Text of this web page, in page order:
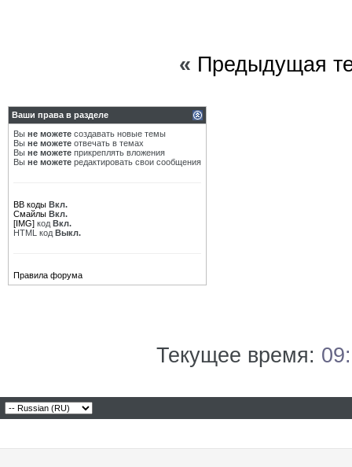
« Предыдущая
Ваши права в разделе
Вы не можете создавать новые темы
Вы не можете отвечать в темах
Вы не можете прикреплять вложения
Вы не можете редактировать свои сообщения
BB коды Вкл.
Смайлы Вкл.
[IMG] код Вкл.
HTML код Выкл.
Правила форума
Текущее время: